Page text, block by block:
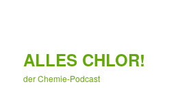
ALLES CHLOR!
der Chemie-Podcast